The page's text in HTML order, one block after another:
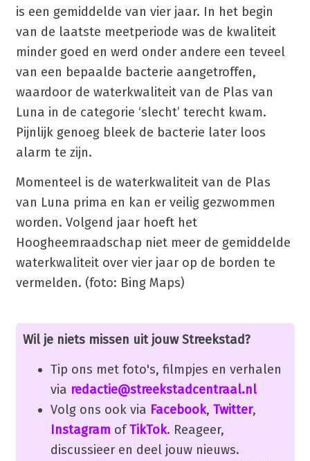
is een gemiddelde van vier jaar. In het begin
van de laatste meetperiode was de kwaliteit
minder goed en werd onder andere een teveel
van een bepaalde bacterie aangetroffen,
waardoor de waterkwaliteit van de Plas van
Luna in de categorie ‘slecht’ terecht kwam.
Pijnlijk genoeg bleek de bacterie later loos
alarm te zijn.
Momenteel is de waterkwaliteit van de Plas
van Luna prima en kan er veilig gezwommen
worden. Volgend jaar hoeft het
Hoogheemraadschap niet meer de gemiddelde
waterkwaliteit over vier jaar op de borden te
vermelden. (foto: Bing Maps)
Wil je niets missen uit jouw Streekstad?
Tip ons met foto's, filmpjes en verhalen
via redactie@streekstadcentraal.nl
Volg ons ook via Facebook, Twitter,
Instagram ofTikTok. Reageer,
discussieer en deel jouw nieuws.